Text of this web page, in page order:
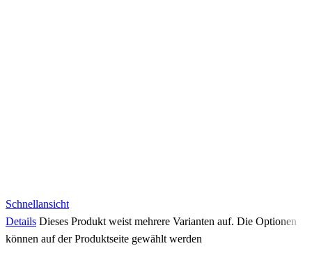
Schnellansicht
Details Dieses Produkt weist mehrere Varianten auf. Die Optionen
können auf der Produktseite gewählt werden